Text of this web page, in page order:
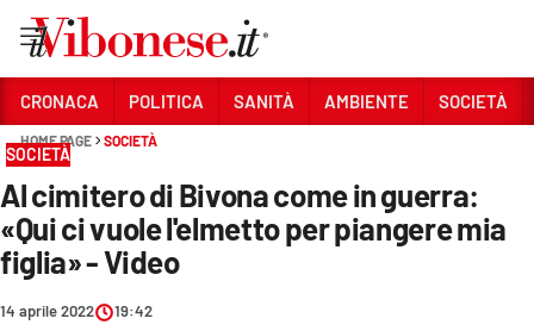
Sezioni
CRONACA
POLITICA
CRONACA POLITICA SANITÀ AMBIENTE SOCIETÀ
HOME PAGE SOCIETÀ
SOCIETÀ
Al cimitero di Bivona come in guerra:
«Qui ci vuole l'elmetto per piangere mia
figlia» - Video
14 aprile 2022 19:42